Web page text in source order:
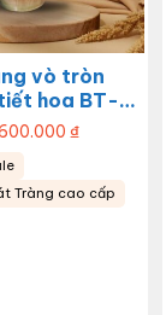
vò tròn
hoa BT-
gốc
₫.
₫Giá
hiện
600.000 ₫.
Tràng cao cấp